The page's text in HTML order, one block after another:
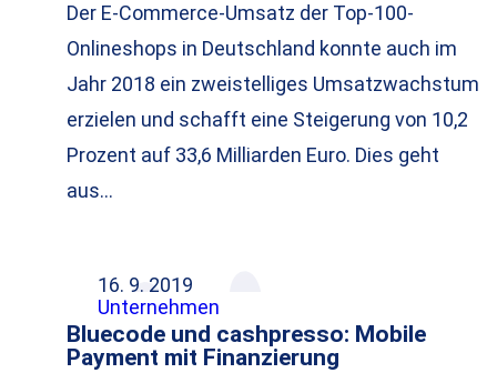
Der E-Commerce-Umsatz der Top-100-
Onlineshops in Deutschland konnte auch im
Jahr 2018 ein zweistelliges Umsatzwachstum
erzielen und schafft eine Steigerung von 10,2
Prozent auf 33,6 Milliarden Euro. Dies geht
aus…
16. 9. 2019
Unternehmen
Bluecode und cashpresso: Mobile
Payment mit Finanzierung